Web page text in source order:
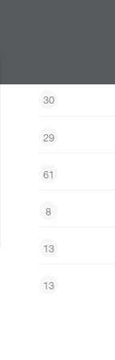
30
29
61
8
13
13